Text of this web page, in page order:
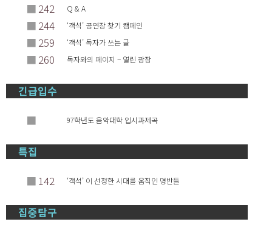
■ 242 Q & A
■ 244 ‘객석’ 공연장 찾기 캠페인
■ 259 ‘객석’ 독자가 쓰는 글
■ 260 독자와의 페이지 – 열린 광장
긴급입수
■
97학년도 음악대학 입시과제곡
특집
■ 142 ‘객석’ 이 선정한 시대를 움직인 명반들
집중탐구